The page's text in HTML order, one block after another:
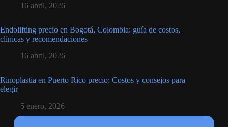
16 abril, 2026
Endolifting precio en Bogotá, Colombia: guía de costos,
clínicas y recomendaciones
16 abril, 2026
Rinoplastia en Puerto Rico precio: Costos y consejos para
elegir
5 enero, 2026